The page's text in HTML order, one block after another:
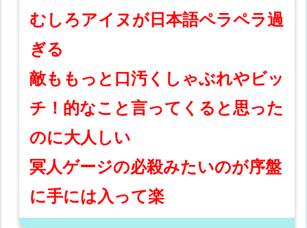
むしろアイヌが日本語ペラペラ過
ぎる
敵ももっと口汚くしゃぶれやビッ
チ！的なこと言ってくると思った
のに大人しい
冥人ゲージの必殺みたいのが序盤
に手には入って楽